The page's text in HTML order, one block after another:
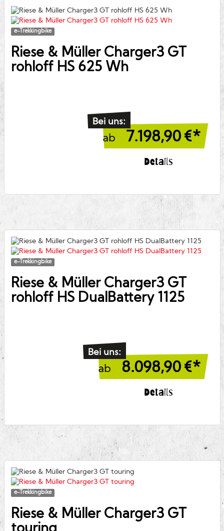
e-Trekkingbike
Riese & MüllerCharger3 GT
rohloff HS 625 Wh
Bei uns:
ab 7.198,90 €*
Details
e-Trekkingbike
Riese & MüllerCharger3 GT
rohloff HS DualBattery 1125
Bei uns:
ab 8.098,90 €*
Details
e-Trekkingbike
Riese & MüllerCharger3 GT